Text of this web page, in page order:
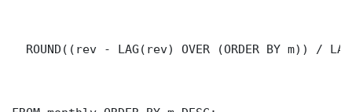
ROUND((rev - LAG(rev) OVER (ORDER BY m)) /